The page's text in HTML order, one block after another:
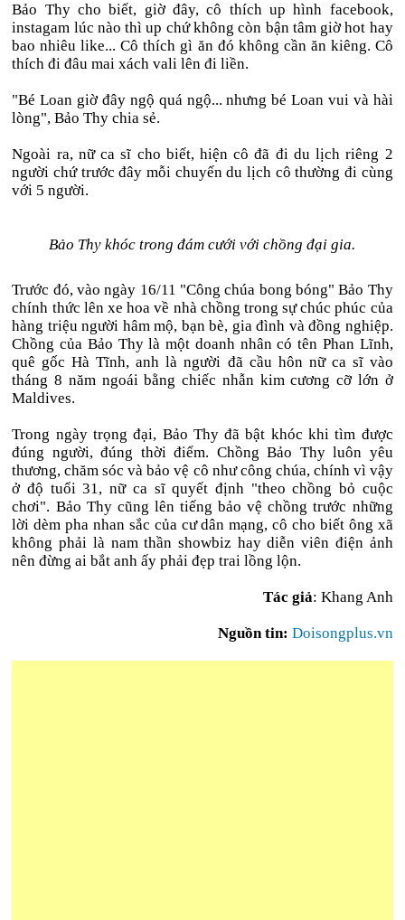
Bảo Thy cho biết, giờ đây, cô thích up hình facebook,
instagam lúc nào thì up chứ không còn bận tâm giờ hot hay
bao nhiêu like... Cô thích gì ăn đó không cần ăn kiêng. Cô
thích đi đâu mai xách vali lên đi liền.
"Bé Loan giờ đây ngộ quá ngộ... nhưng bé Loan vui và hài
lòng", Bảo Thy chia sẻ.
Ngoài ra, nữ ca sĩ cho biết, hiện cô đã đi du lịch riêng 2
người chứ trước đây mỗi chuyến du lịch cô thường đi cùng
với 5 người.
Bảo Thy khóc trong đám cưới với chồng đại gia.
Trước đó, vào ngày 16/11 "Công chúa bong bóng" Bảo Thy
chính thức lên xe hoa về nhà chồng trong sự chúc phúc của
hàng triệu người hâm mộ, bạn bè, gia đình và đồng nghiệp.
Chồng của Bảo Thy là một doanh nhân có tên Phan Lĩnh,
quê gốc Hà Tĩnh, anh là người đã cầu hôn nữ ca sĩ vào
tháng 8 năm ngoái bằng chiếc nhẫn kim cương cỡ lớn ở
Maldives.
Trong ngày trọng đại, Bảo Thy đã bật khóc khi tìm được
đúng người, đúng thời điểm. Chồng Bảo Thy luôn yêu
thương, chăm sóc và bảo vệ cô như công chúa, chính vì vậy
ở độ tuổi 31, nữ ca sĩ quyết định "theo chồng bỏ cuộc
chơi". Bảo Thy cũng lên tiếng bảo vệ chồng trước những
lời dèm pha nhan sắc của cư dân mạng, cô cho biết ông xã
không phải là nam thần showbiz hay diễn viên điện ảnh
nên đừng ai bắt anh ấy phải đẹp trai lồng lộn.
Tác giả: Khang Anh
Nguồn tin: Doisongplus.vn